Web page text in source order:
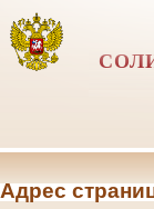
Адрес